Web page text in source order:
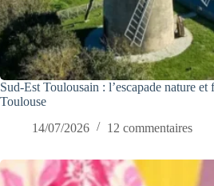
Sud-Est Toulousain : l’escapade nature et
Toulouse
14/07/2026
12 commentaires